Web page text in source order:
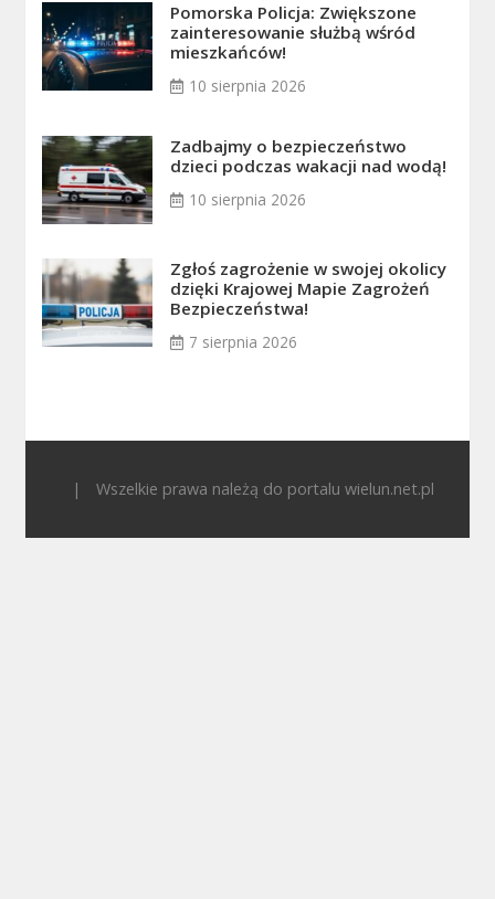
Pomorska Policja: Zwiększone
zainteresowanie służbą wśród
mieszkańców!
10 sierpnia 2026
Zadbajmy o bezpieczeństwo
dzieci podczas wakacji nad wodą!
10 sierpnia 2026
Zgłoś zagrożenie w swojej okolicy
dzięki Krajowej Mapie Zagrożeń
Bezpieczeństwa!
7 sierpnia 2026
| Wszelkie prawa należą do portalu wielun.net.pl